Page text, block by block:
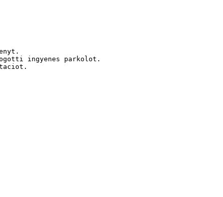
ingyenes parkolot.